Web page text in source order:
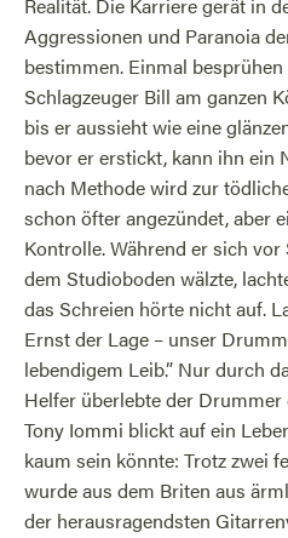
Realität. Die Karriere gerät in
Aggressionen und Paranoia
bestimmen. Einmal
Schlagzeuger Bill am ganzen
bis er aussieht wie eine
bevor er erstickt, kann ihn ein
nach Methode wird zur
schon öfter angezündet, aber
Kontrolle. Während er sich
dem Studioboden wälzte,
das Schreien hörte nicht auf.
Ernst der Lage – unser
lebendigem Leib.” Nur durch
Helfer überlebte der Drummer
Tony Iommi blickt auf ein
kaum sein könnte: Trotz zwei
wurde aus dem Briten aus
der herausragendsten